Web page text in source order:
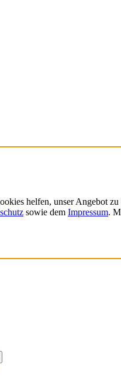
helfen, unser Angebot
sowie dem Impressum.